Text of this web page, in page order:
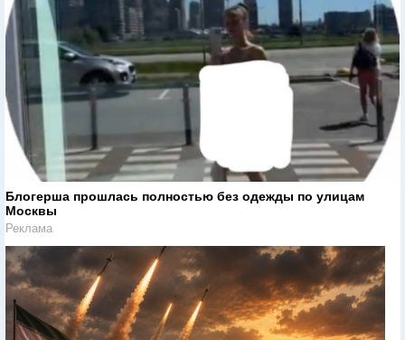
Блогерша прошлась полностью без одежды по улицам
Москвы
Реклама